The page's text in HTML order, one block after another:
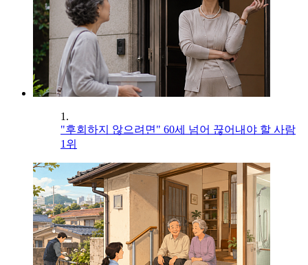
1.
"후회하지 않으려면" 60세 넘어 끊어내야 할 사람
1위